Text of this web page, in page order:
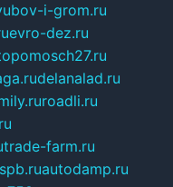
i-grom.ru
evro-dez.ru
delanalad.ru
roadli.ru
trade-farm.ru
autodamp.ru